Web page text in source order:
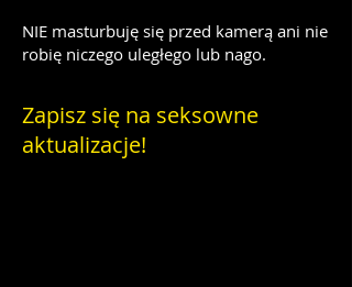
NIE masturbuję się przed kamerą ani nie
robię niczego uległego lub nago.
Zapisz się na seksowne
aktualizacje!